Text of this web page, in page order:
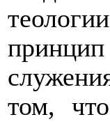
принцип
том,